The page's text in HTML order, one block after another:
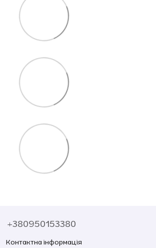
+380950153380
Контактна інформація